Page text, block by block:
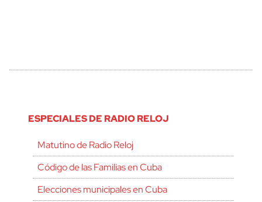
ESPECIALES DE RADIO RELOJ
Matutino de Radio Reloj
Código de las Familias en Cuba
Elecciones municipales en Cuba